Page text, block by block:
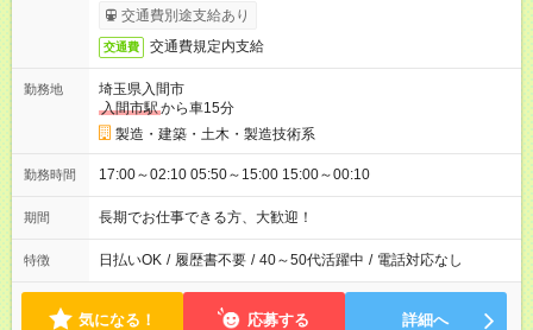
交通費別途支給あり
交通費 交通費規定内支給
勤務地
埼玉県入間市
入間市駅から車15分
製造・建築・土木・製造技術系
勤務時間 17:00～02:10 05:50～15:00 15:00～00:10
期間 長期でお仕事できる方、大歓迎！
特徴 日払いOK / 履歴書不要 / 40～50代活躍中 / 電話対応なし
気になる！ 応募する 詳細へ